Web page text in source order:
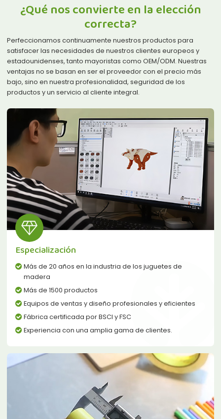
¿Qué nos convierte en la elección
correcta?
Perfeccionamos continuamente nuestros productos para
satisfacer las necesidades de nuestros clientes europeos y
estadounidenses, tanto mayoristas como OEM/ODM. Nuestras
ventajas no se basan en ser el proveedor con el precio más
bajo, sino en nuestra profesionalidad, seguridad de los
productos y un servicio al cliente integral.
Especialización
Más de 20 años en la industria de los juguetes de
madera
Más de 1500 productos
Equipos de ventas y diseño profesionales y eficientes
Fábrica certificada por BSCI y FSC
Experiencia con una amplia gama de clientes.